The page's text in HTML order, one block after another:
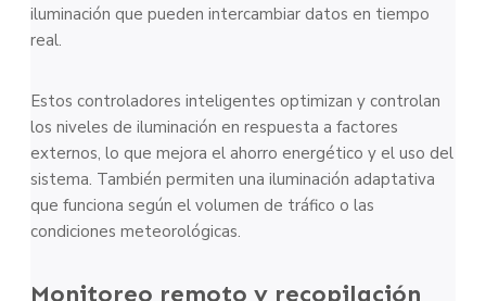
iluminación que pueden intercambiar datos en tiempo
real.
Estos controladores inteligentes optimizan y controlan
los niveles de iluminación en respuesta a factores
externos, lo que mejora el ahorro energético y el uso del
sistema. También permiten una iluminación adaptativa
que funciona según el volumen de tráfico o las
condiciones meteorológicas.
Monitoreo remoto y recopilación